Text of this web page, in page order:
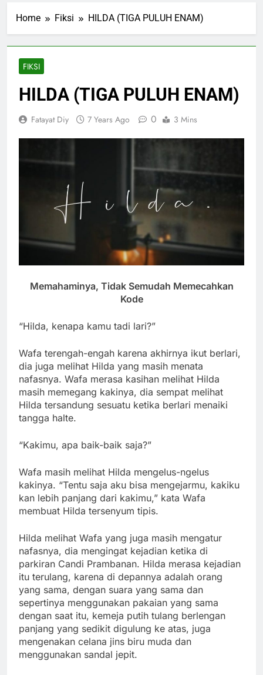
Home Fiksi HILDA (TIGA PULUH ENAM)
FIKSI
HILDA (TIGA PULUH ENAM)
Fatayat Diy 7 Years Ago 0 3 Mins
Memahaminya, Tidak Semudah Memecahkan
Kode
“Hilda, kenapa kamu tadi lari?”
Wafa terengah-engah karena akhirnya ikut berlari,
dia juga melihat Hilda yang masih menata
nafasnya. Wafa merasa kasihan melihat Hilda
masih memegang kakinya, dia sempat melihat
Hilda tersandung sesuatu ketika berlari menaiki
tangga halte.
“Kakimu, apa baik-baik saja?”
Wafa masih melihat Hilda mengelus-ngelus
kakinya. “Tentu saja aku bisa mengejarmu, kakiku
kan lebih panjang dari kakimu,” kata Wafa
membuat Hilda tersenyum tipis.
Hilda melihat Wafa yang juga masih mengatur
nafasnya, dia mengingat kejadian ketika di
parkiran Candi Prambanan. Hilda merasa kejadian
itu terulang, karena di depannya adalah orang
yang sama, dengan suara yang sama dan
sepertinya menggunakan pakaian yang sama
dengan saat itu, kemeja putih tulang berlengan
panjang yang sedikit digulung ke atas, juga
mengenakan celana jins biru muda dan
menggunakan sandal jepit.